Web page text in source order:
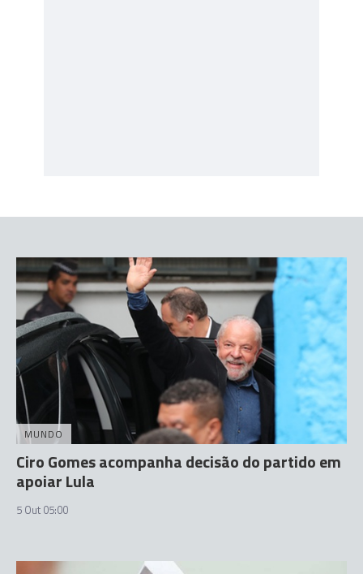
MUNDO
Ciro Gomes acompanha decisão do partido em
apoiar Lula
5 Out 05:00